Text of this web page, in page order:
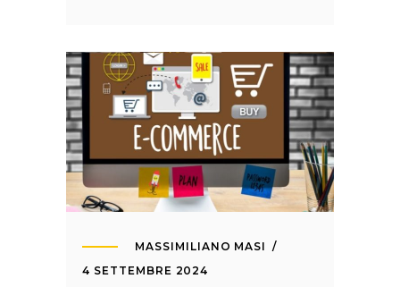
MASSIMILIANO MASI
4 SETTEMBRE 2024